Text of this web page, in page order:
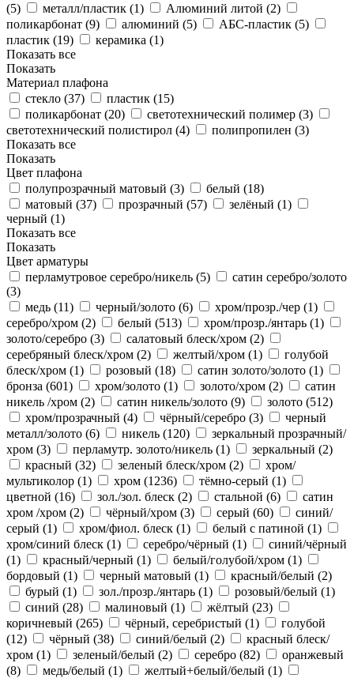
(5) металл/пластик (1) Алюминий литой (2)
поликарбонат (9) алюминий (5) АБС-пластик (5)
пластик (19) керамика (1)
Показать все
Показать
Материал плафона
стекло (37) пластик (15)
поликарбонат (20) светотехнический полимер (3)
светотехнический полистирол (4) полипропилен (3)
Показать все
Показать
Цвет плафона
полупрозрачный матовый (3) белый (18)
матовый (37) прозрачный (57) зелёный (1)
черный (1)
Показать все
Показать
Цвет арматуры
перламутровое серебро/никель (5)
сатин серебро/золото
(3)
медь (11) черный/золото (6) хром/прозр./чер (1)
серебро/хром (2) белый (513) хром/прозр./янтарь (1)
золото/серебро (3) салатовый блеск/хром (2)
серебряный блеск/хром (2) желтый/хром (1)
голубой
блеск/хром (1) розовый (18) сатин золото/золото (1)
бронза (601) хром/золото (1) золото/хром (2)
сатин
никель /хром (2) сатин никель/золото (9) золото (512)
хром/прозрачный (4) чёрный/серебро (3)
черный
металл/золото (6) никель (120)
зеркальный прозрачный/
хром (3) перламутр. золото/никель (1) зеркальный (2)
красный (32) зеленый блеск/хром (2)
хром/
мультиколор (1) хром (1236) тёмно-серый (1)
цветной (16) зол./зол. блеск (2) стальной (6)
сатин
хром /хром (2) чёрный/хром (3) серый (60)
синий/
серый (1) хром/фиол. блеск (1) белый с патиной (1)
хром/синий блеск (1) серебро/чёрный (1)
синий/чёрный
(1) красный/черный (1) белый/голубой/хром (1)
бордовый (1) черный матовый (1) красный/белый (2)
бурый (1) зол./прозр./янтарь (1) розовый/белый (1)
синий (28) малиновый (1) жёлтый (23)
коричневый (265) чёрный, серебристый (1)
голубой
(12) чёрный (38) синий/белый (2)
красный блеск/
хром (1) зеленый/белый (2) серебро (82)
оранжевый
(8) медь/белый (1) желтый+белый/белый (1)